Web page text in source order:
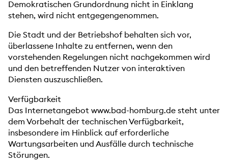
Demokratischen Grundordnung nicht in Einklang
stehen, wird nicht entgegengenommen.
Die Stadt und der Betriebshof behalten sich vor,
überlassene Inhalte zu entfernen, wenn den
vorstehenden Regelungen nicht nachgekommen wird
und den betreffenden Nutzer von interaktiven
Diensten auszuschließen.
Verfügbarkeit
Das Internetangebot www.bad-homburg.de steht unter
dem Vorbehalt der technischen Verfügbarkeit,
insbesondere im Hinblick auf erforderliche
Wartungsarbeiten und Ausfälle durch technische
Störungen.